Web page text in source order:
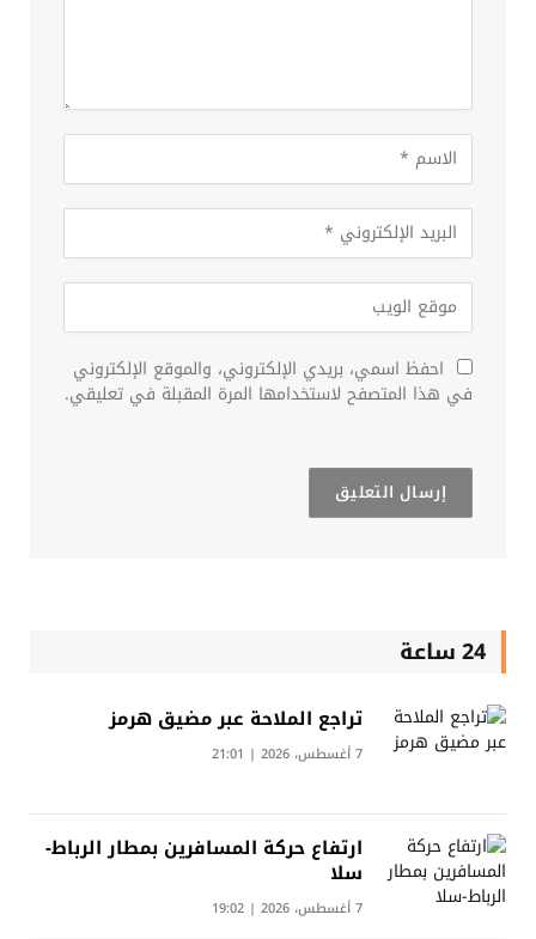
احفظ اسمي، بريدي الإلكتروني، والموقع الإلكتروني
في هذا المتصفح لاستخدامها المرة المقبلة في تعليقي.
24 ساعة
تراجع الملاحة عبر مضيق هرمز
7 أغسطس، 2026 | 21:01
ارتفاع حركة المسافرين بمطار الرباط-
سلا
7 أغسطس، 2026 | 19:02